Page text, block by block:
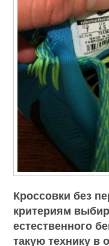
Кроссовки без
критериям
естественного
такую технику в